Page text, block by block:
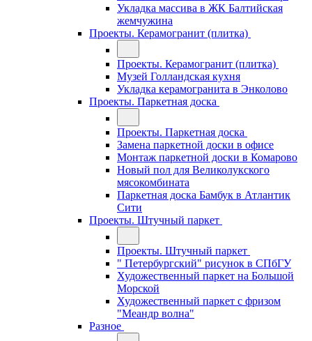
Укладка массива в ЖК Балтийская
жемчужина
Проекты. Керамогранит (плитка)
Проекты. Керамогранит (плитка)
Музей Голландская кухня
Укладка керамогранита в Энколово
Проекты. Паркетная доска
Проекты. Паркетная доска
Замена паркетной доски в офисе
Монтаж паркетной доски в Комарово
Новый пол для Великолукского
мясокомбината
Паркетная доска Бамбук в Атлантик
Сити
Проекты. Штучный паркет
Проекты. Штучный паркет
" Петербургский" рисунок в СПбГУ
Художественный паркет на Большой
Морской
Художественный паркет с фризом
"Меандр волна"
Разное